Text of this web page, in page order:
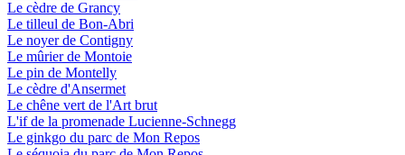
Le cèdre de Grancy
Le tilleul de Bon-Abri
Le noyer de Contigny
Le mûrier de Montoie
Le pin de Montelly
Le cèdre d'Ansermet
Le chêne vert de l'Art brut
L'if de la promenade Lucienne-Schnegg
Le ginkgo du parc de Mon Repos